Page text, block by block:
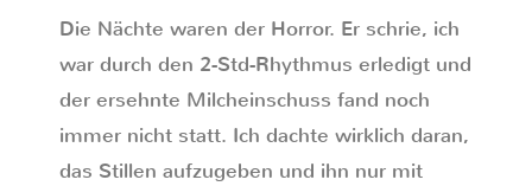
Die Nächte waren der Horror. Er schrie, ich
war durch den 2-Std-Rhythmus erledigt und
der ersehnte Milcheinschuss fand noch
immer nicht statt. Ich dachte wirklich daran,
das Stillen aufzugeben und ihn nur mit